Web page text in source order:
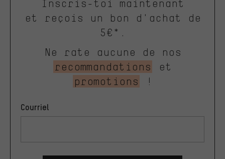
Inscris-toi maintenant
et reçois un bon d'achat de
5€*.
Ne rate aucune de nos
recommandations
et
promotions
!
Courriel